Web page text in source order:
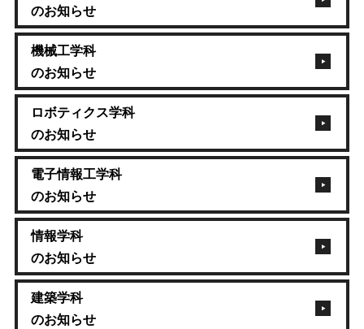
のお知らせ
機械工学科
のお知らせ
ロボティクス学科
のお知らせ
電子情報工学科
のお知らせ
情報学科
のお知らせ
建築学科
のお知らせ